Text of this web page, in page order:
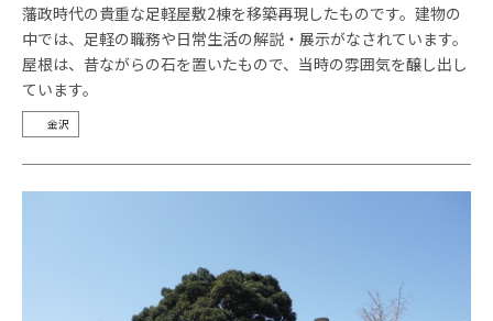
藩政時代の貴重な足軽屋敷2棟を移築再現したものです。建物の
中では、足軽の職務や日常生活の解説・展示がなされています。
屋根は、昔ながらの石を置いたもので、当時の雰囲気を醸し出し
ています。
金沢